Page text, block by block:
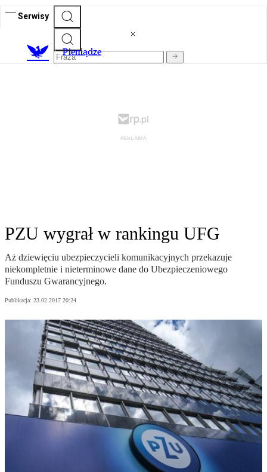
Serwisy
Pieniądze
PZU wygrał w rankingu UFG
Aż dziewięciu ubezpieczycieli komunikacyjnych przekazuje
niekompletnie i nieterminowe dane do Ubezpieczeniowego
Funduszu Gwarancyjnego.
Publikacja: 23.02.2017 20:24